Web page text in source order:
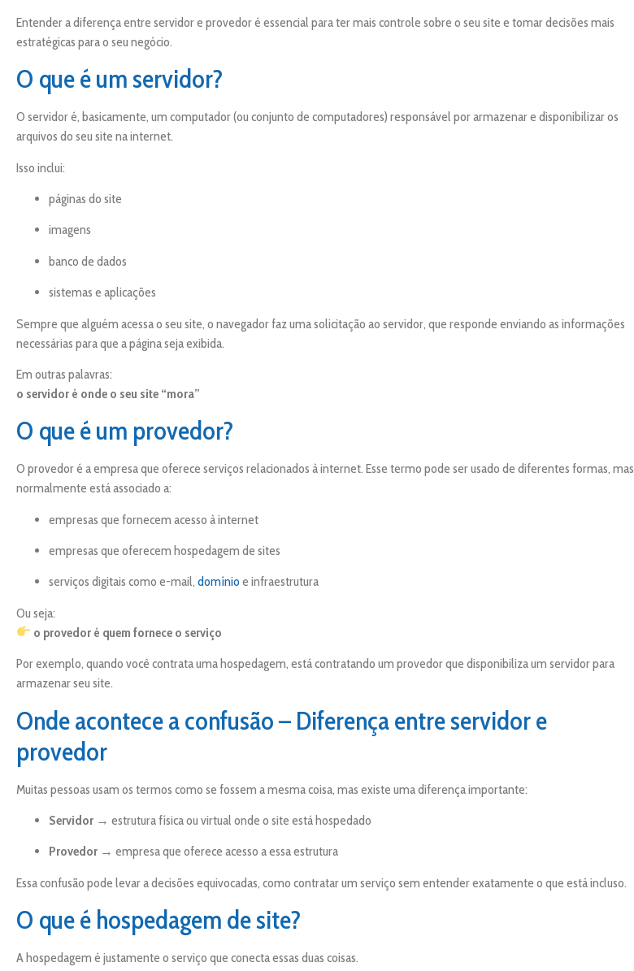
Entender a diferença entre servidor e provedor é essencial para ter mais controle sobre o seu site e tomar decisões mais
estratégicas para o seu negócio.
O que é um servidor?
O servidor é, basicamente, um computador (ou conjunto de computadores) responsável por armazenar e disponibilizar os
arquivos do seu site na internet.
Isso inclui:
páginas do site
imagens
banco de dados
sistemas e aplicações
Sempre que alguém acessa o seu site, o navegador faz uma solicitação ao servidor, que responde enviando as informações
necessárias para que a página seja exibida.
Em outras palavras:
o servidor é onde o seu site “mora”
O que é um provedor?
O provedor é a empresa que oferece serviços relacionados à internet. Esse termo pode ser usado de diferentes formas, mas
normalmente está associado a:
empresas que fornecem acesso à internet
empresas que oferecem hospedagem de sites
serviços digitais como e-mail, domínio e infraestrutura
Ou seja:
o provedor é quem fornece o serviço
Por exemplo, quando você contrata uma hospedagem, está contratando um provedor que disponibiliza um servidor para
armazenar seu site.
Onde acontece a confusão – Diferença entre servidor e
provedor
Muitas pessoas usam os termos como se fossem a mesma coisa, mas existe uma diferença importante:
Servidor → estrutura física ou virtual onde o site está hospedado
Provedor → empresa que oferece acesso a essa estrutura
Essa confusão pode levar a decisões equivocadas, como contratar um serviço sem entender exatamente o que está incluso.
O que é hospedagem de site?
A hospedagem é justamente o serviço que conecta essas duas coisas.